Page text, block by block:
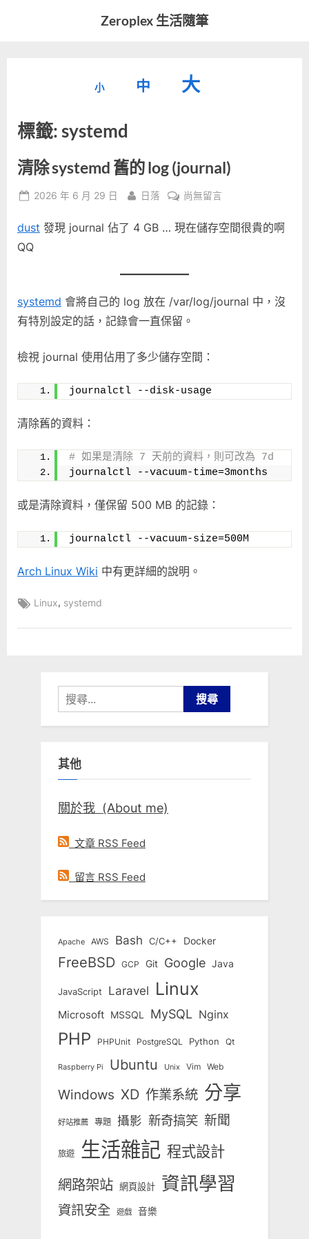
Zeroplex 生活隨筆
發
活
小
型
小。
中
重
大
小。
大
型
標籤:systemd
清除 systemd 舊的 log (journal)
Posted
2026 年 6 月 29 日 By
日落
在
除
的
(journal)〉
中
尚無留言
dust 發現 journal 佔了 4 GB … 現在儲存空間很貴的啊
QQ
systemd 會將自己的 log 放在 /var/log/journal 中，沒
有特別設定的話，記錄會一直保留。
檢視 journal 使用佔用了多少儲存空間：
journalctl --disk-usage
清除舊的資料：
# 如果是清除 7 天前的資料，則可改為 7d
journalctl --vacuum-time=3months
或是清除資料，僅保留 500 MB 的記錄：
journalctl --vacuum-size=500M
Arch Linux Wiki 中有更詳細的說明。
Tags:
Linux, systemd
搜
尋
關
字:
其他
關於我 (About me)
文章 RSS Feed
留言 RSS Feed
Apache AWS Bash C/C++ Docker
FreeBSD GCP Git Google Java
JavaScript Laravel Linux
Microsoft MSSQL MySQL Nginx
PHP PHPUnit PostgreSQL Python Qt
Raspberry Pi Ubuntu Unix Vim Web
Windows XD 作業系統 分享
好站推薦 專題 攝影 新奇搞笑 新聞
旅遊 生活雜記 程式設計
網路架站 網頁設計 資訊學習
資訊安全 遊戲 音樂